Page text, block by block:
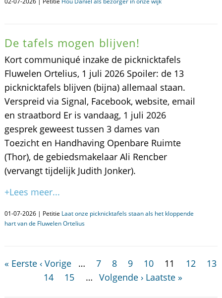
De tafels mogen blijven!
Kort communiqué inzake de picknicktafels
Fluwelen Ortelius, 1 juli 2026 Spoiler: de 13
picknicktafels blijven (bijna) allemaal staan.
Verspreid via Signal, Facebook, website, email
en straatbord Er is vandaag, 1 juli 2026
gesprek geweest tussen 3 dames van
Toezicht en Handhaving Openbare Ruimte
(Thor), de gebiedsmakelaar Ali Rencber
(vervangt tijdelijk Judith Jonker).
+Lees meer...
01-07-2026 | Petitie Laat onze picknicktafels staan als het kloppende
hart van de Fluwelen Ortelius
« Eerste ‹ Vorige … 7 8 9 10 11 12
13
14
15 … Volgende › Laatste »